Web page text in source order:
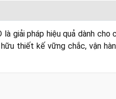
giải pháp hiệu quả dành
thiết kế vững chắc, vận